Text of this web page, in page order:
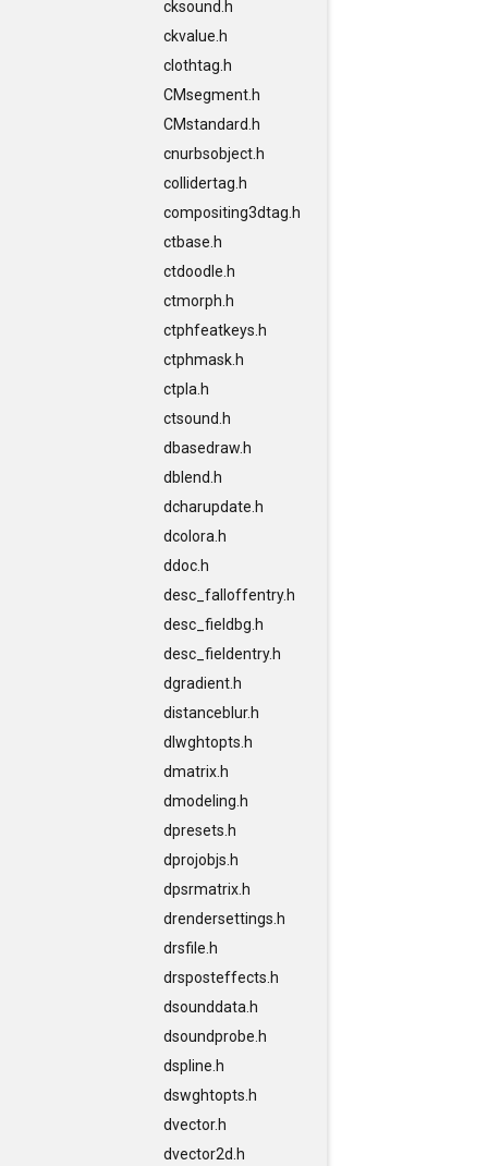
cksound.h
ckvalue.h
clothtag.h
CMsegment.h
CMstandard.h
cnurbsobject.h
collidertag.h
compositing3dtag.h
ctbase.h
ctdoodle.h
ctmorph.h
ctphfeatkeys.h
ctphmask.h
ctpla.h
ctsound.h
dbasedraw.h
dblend.h
dcharupdate.h
dcolora.h
ddoc.h
desc_falloffentry.h
desc_fieldbg.h
desc_fieldentry.h
dgradient.h
distanceblur.h
dlwghtopts.h
dmatrix.h
dmodeling.h
dpresets.h
dprojobjs.h
dpsrmatrix.h
drendersettings.h
drsfile.h
drsposteffects.h
dsounddata.h
dsoundprobe.h
dspline.h
dswghtopts.h
dvector.h
dvector2d.h